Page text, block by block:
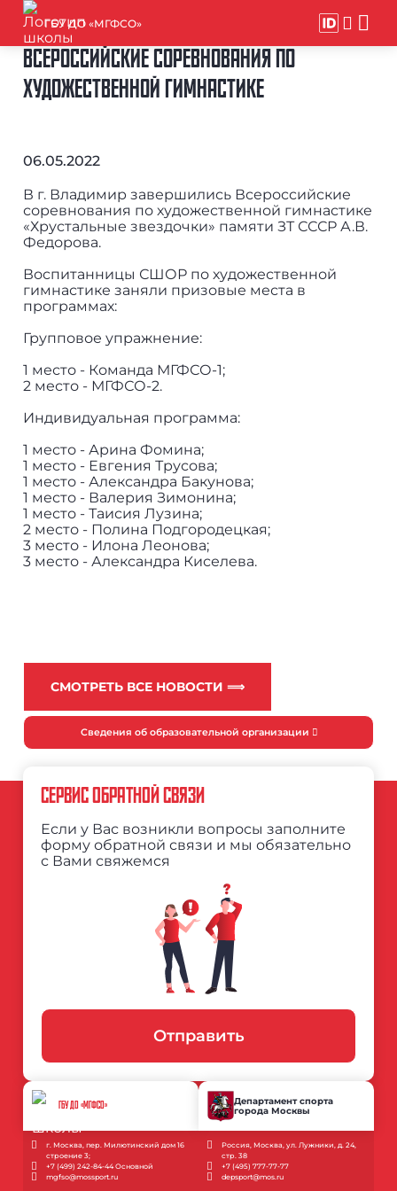
ГБУ ДО «МГФСО»
ВСЕРОССИЙСКИЕ СОРЕВНОВАНИЯ ПО
ХУДОЖЕСТВЕННОЙ ГИМНАСТИКЕ
06.05.2022
В г. Владимир завершились Всероссийские
соревнования по художественной гимнастике
«Хрустальные звездочки» памяти ЗТ СССР А.В.
Федорова.
Воспитанницы СШОР по художественной
гимнастике заняли призовые места в
программах:
Групповое упражнение:
1 место - Команда МГФСО-1;
2 место - МГФСО-2.
Индивидуальная программа:
1 место - Арина Фомина;
1 место - Евгения Трусова;
1 место - Александра Бакунова;
1 место - Валерия Зимонина;
1 место - Таисия Лузина;
2 место - Полина Подгородецкая;
3 место - Илона Леонова;
3 место - Александра Киселева.
СМОТРЕТЬ ВСЕ НОВОСТИ ⟹
Сведения об образовательной организации
СЕРВИС ОБРАТНОЙ СВЯЗИ
Если у Вас возникли вопросы заполните
форму обратной связи и мы обязательно
с Вами свяжемся
Отправить
ГБУ ДО «МГФСО»
г. Москва, пер. Милютинский дом 16
строение 3;
+7 (499) 242-84-44 Основной
mgfso@mossport.ru
Департамент спорта
города Москвы
Россия, Москва, ул. Лужники, д. 24,
стр. 38
+7 (495) 777-77-77
depsport@mos.ru